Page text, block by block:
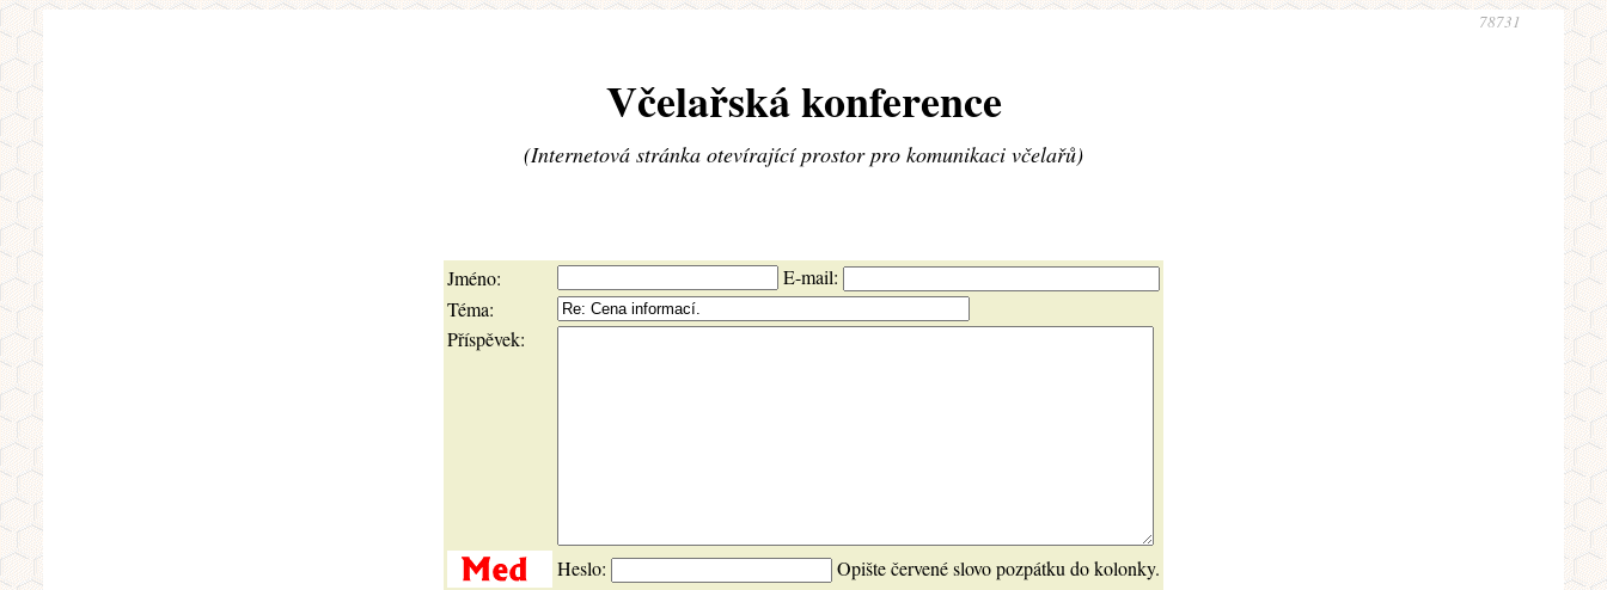
78731
Včelařská konference
(Internetová stránka otevírající prostor pro komunikaci včelařů)
Jméno:
E-mail:
Téma:
Příspěvek:
Heslo: Opište červené slovo pozpátku do kolonky.